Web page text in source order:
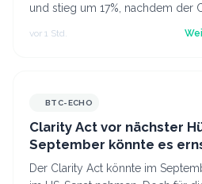
und stieg um 17%, nachdem der
Unternehmensbeiträge zur konkr…
vor 1 Std.
BTC-ECHO
Clarity Act vor nächster
September könnte es
Der Clarity Act könnte im